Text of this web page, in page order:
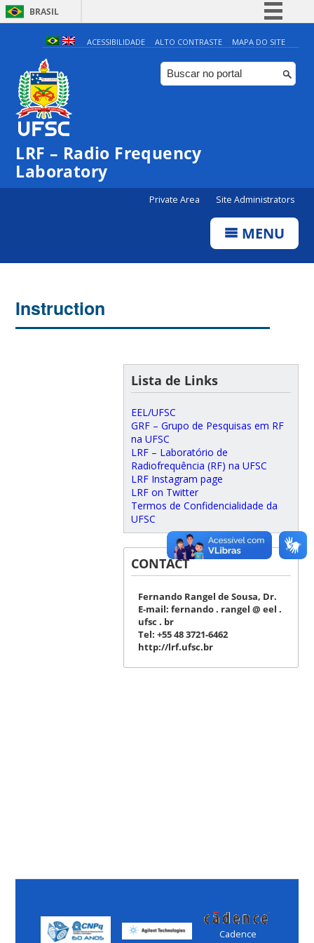
BRASIL
Simplifique!
Comunica BR
Participe
ACESSIBILIDADE ALTO CONTRASTE MAPA DO SITE
LRF – Radio Frequency
Laboratory
Private Area Site Administrators
MENU
Instruction
Lista de Links
EEL/UFSC
GRF – Grupo de Pesquisas em RF
na UFSC
LRF – Laboratório de
Radiofrequência (RF) na UFSC
LRF Instagram page
LRF on Twitter
Termos de Confidencialidade da
UFSC
CONTACT
Fernando Rangel de Sousa, Dr.
E-mail: fernando . rangel @ eel .
ufsc . br
Tel: +55 48 3721-6462
http://lrf.ufsc.br
Cadence